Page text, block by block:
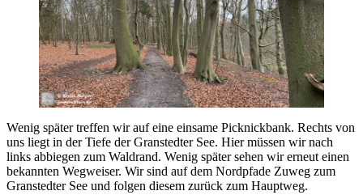
Wenig später treffen wir auf eine einsame Picknickbank. Rechts von
uns liegt in der Tiefe der Granstedter See. Hier müssen wir nach
links abbiegen zum Waldrand. Wenig später sehen wir erneut einen
bekannten Wegweiser. Wir sind auf dem Nordpfade Zuweg zum
Granstedter See und folgen diesem zurück zum Hauptweg.